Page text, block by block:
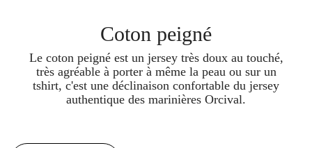
Coton peigné
Le coton peigné est un jersey très doux au touché,
très agréable à porter à même la peau ou sur un
tshirt, c'est une déclinaison confortable du jersey
authentique des marinières Orcival.